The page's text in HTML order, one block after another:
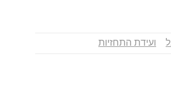
ועידת התחזיות